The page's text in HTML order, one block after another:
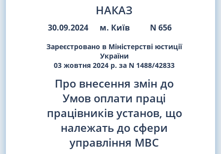
НАКАЗ
30.09.2024 м. Київ N 656
Зареєстровано в Міністерстві юстиції
України
03 жовтня 2024 р. за N 1488/42833
Про внесення змін до
Умов оплати праці
працівників установ, що
належать до сфери
управління МВС